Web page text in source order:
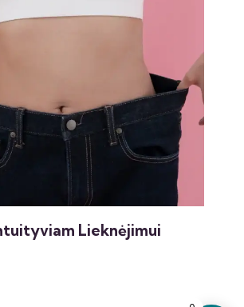
Lieknėjimui